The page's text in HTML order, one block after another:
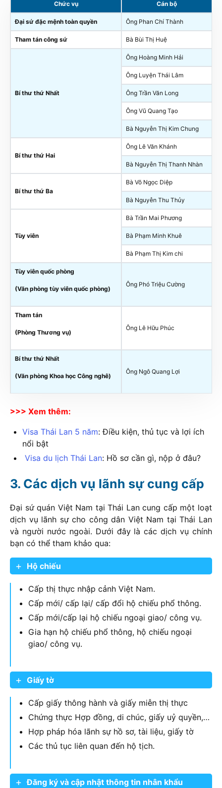
Chức vụ Cán bộ
Đại sứ đặc mệnh toàn quyền Ông Phan Chí Thành
Tham tán công sứ Bà Bùi Thị Huệ
Bí thư thứ Nhất
Ông Hoàng Minh Hải
Ông Luyện Thái Lâm
Ông Trần Văn Long
Ông Vũ Quang Tạo
Bà Nguyễn Thị Kim Chung
Bí thư thứ Hai
Ông Lê Văn Khánh
Bà Nguyễn Thị Thanh Nhàn
Bí thư thứ Ba
Bà Võ Ngọc Diệp
Bà Nguyễn Thu Thủy
Tùy viên
Bà Trần Mai Phương
Bà Phạm Minh Khuê
Bà Phạm Thị Kim chi
Tùy viên quốc phòng
(Văn phòng tùy viên quốc phòng)
Ông Phó Triệu Cường
Tham tán
(Phòng Thương vụ)
Ông Lê Hữu Phúc
Bí thư thứ Nhất
(Văn phòng Khoa học Công nghê)
Ông Ngô Quang Lợi
>>> Xem thêm:
Visa Thái Lan 5 năm: Điều kiện, thủ tục và lợi ích
nổi bật
Visa du lịch Thái Lan: Hồ sơ cần gì, nộp ở đâu?
Các dịch vụ lãnh sự cung cấp
Đại sứ quán Việt Nam tại Thái Lan cung cấp một loạt
dịch vụ lãnh sự cho công dân Việt Nam tại Thái Lan
và người nước ngoài. Dưới đây là các dịch vụ chính
bạn có thể tham khảo qua:
Hộ chiếu
Cấp thị thực nhập cảnh Việt Nam.
Cấp mới/ cấp lại/ cấp đổi hộ chiếu phổ thông.
Cấp mới/cấp lại hộ chiếu ngoại giao/ công vụ.
Gia hạn hộ chiếu phổ thông, hộ chiếu ngoại
giao/ công vụ.
Giấy tờ
Cấp giấy thông hành và giấy miễn thị thực
Chứng thực Hợp đồng, di chúc, giấy uỷ quyền,…
Hợp pháp hóa lãnh sự hồ sơ, tài liệu, giấy tờ
Các thủ tục liên quan đến hộ tịch.
Đăng ký và cập nhật thông tin nhân khẩu